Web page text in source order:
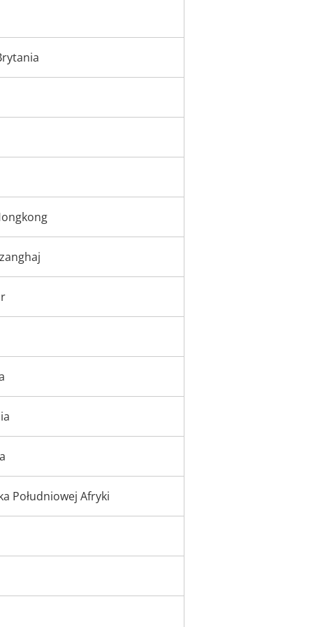
Południowej Afryki